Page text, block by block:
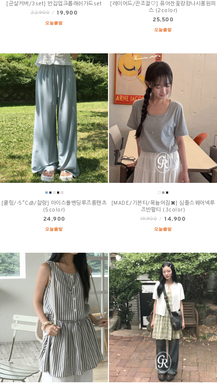
[군살커버/3set] 반집업크롭래쉬가드set
22,900 / 19,900
[레이어드/끈조절🤍] 퓨어잔꽃캉캉나시롱원피
스 (2color)
25,500
[쿨링/-5˚C🧊/찰랑] 아이스올밴딩루즈롱팬츠
(5color)
24,900
[MADE/기본티/목늘어짐✖] 심플스퀘어넥루
즈반팔티 (3color)
19,900 / 14,900